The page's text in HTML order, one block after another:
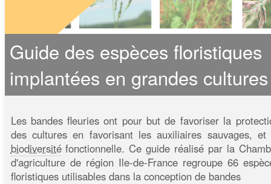
Guide des espèces floristiques
implantées en grandes cultures
Les bandes fleuries ont pour but de favoriser la
des cultures en favorisant les auxiliaires sauvages, et
biodiversitéfonctionnelle. Ce guide réalisé par la
d'agriculture de région Ile-de-France regroupe 66
floristiques utilisables dans la conception de bandes